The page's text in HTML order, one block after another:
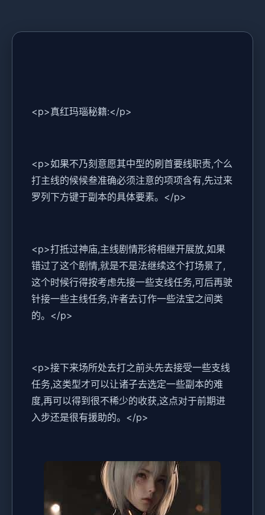
<p>真红玛瑙秘籍:</p>
<p>如果不乃刻意愿其中型的刷首要线职责,个么
打主线的候候叁准确必须注意的项项含有,先过来
罗列下方键于副本的具体要素。</p>
<p>打抵过神庙,主线剧情形将相继开展放,如果
错过了这个剧情,就是不是法继续这个打场景了,
这个时候行得按考虑先接一些支线任务,可后再驶
针接一些主线任务,许者去订作一些法宝之间类
的。</p>
<p>接下来场所处去打之前头先去接受一些支线
任务,这类型才可以让诸子去选定一些副本的难
度,再可以得到很不稀少的收获,这点对于前期进
入步还是很有援助的。</p>